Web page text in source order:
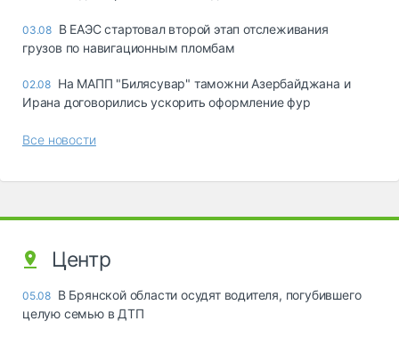
03.08 В ЕАЭС стартовал второй этап отслеживания
грузов по навигационным пломбам
02.08 На МАПП "Билясувар" таможни Азербайджана и
Ирана договорились ускорить оформление фур
Все новости
Центр
05.08 В Брянской области осудят водителя, погубившего
целую семью в ДТП